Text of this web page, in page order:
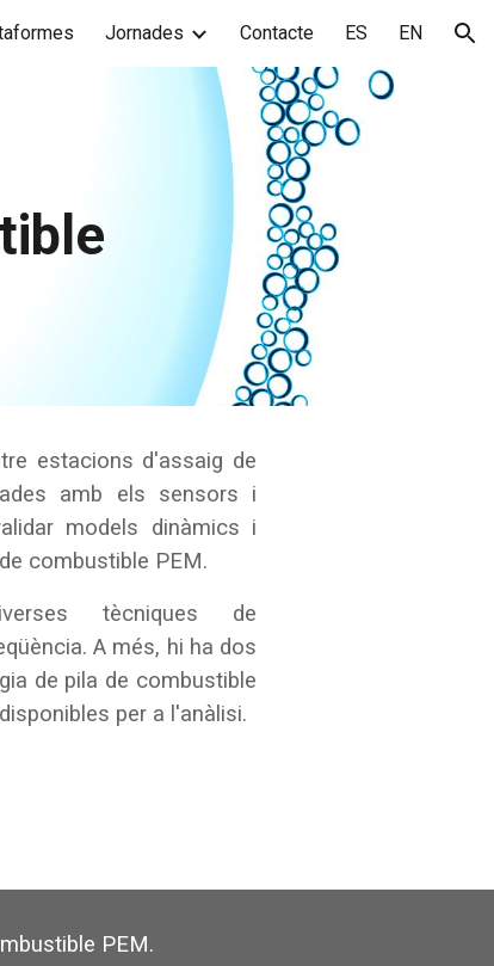
Jornades Contacte ES EN
estacions d'assaig de
amb els sensors i
models dinàmics i
combustible PEM.
tècniques de
A més, hi ha dos
de pila de combustible
per a l'anàlisi.
PEM.